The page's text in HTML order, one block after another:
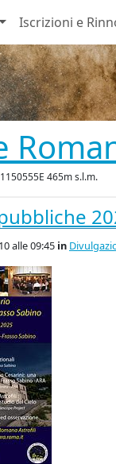
Iscrizioni e
465m s.l.m.
alle 09:45 in